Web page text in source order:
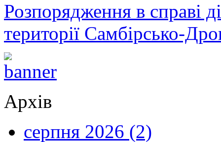
Розпорядження в справі
території Самбірсько-
Архів
серпня 2026 (2)